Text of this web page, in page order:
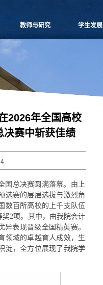
教师与研究
人事专栏
研究中心
科研信息
学术活动
科研项目
博士生导师
学生发展
2026年全国高校
决赛中斩获佳绩
国总决赛圆满落幕。由上
选赛的层层选拔与激烈角
数百所高校的上千支队伍
2项。其中，由我院会计
表现晋级全国精英赛。
领域的卓越育人成效，生
淀，全方位展现了我院学